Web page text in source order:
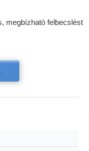
megbízható felbecslést